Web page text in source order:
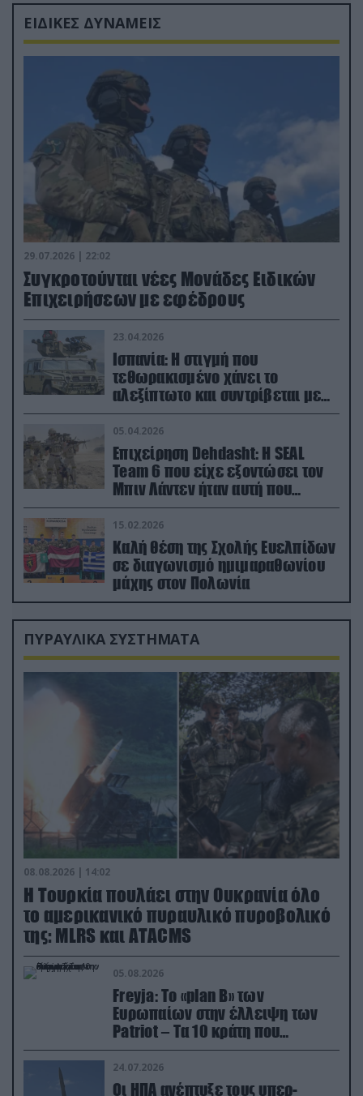
ΕΙΔΙΚΕΣ ΔΥΝΑΜΕΙΣ
29.07.2026 | 22:02
Συγκροτούνται νέες Μονάδες Ειδικών
Επιχειρήσεων με εφέδρους
23.04.2026
Ισπανία: Η στιγμή που
τεθωρακισμένο χάνει το
αλεξίπτωτο και συντρίβεται με
ορμή στο έδαφος (βίντεο)
05.04.2026
Επιχείρηση Dehdasht: Η SEAL
Team 6 που είχε εξοντώσει τον
Μπιν Λάντεν ήταν αυτή που
διέσωσε τον πιλότο του F-15
15.02.2026
Καλή θέση της Σχολής Ευελπίδων
σε διαγωνισμό ημιμαραθωνίου
μάχης στον Πολωνία
ΠΥΡΑΥΛΙΚΑ ΣΥΣΤΗΜΑΤΑ
08.08.2026 | 14:02
Η Τουρκία πουλάει στην Ουκρανία όλο
το αμερικανικό πυραυλικό πυροβολικό
της: MLRS και ΑΤΑCMS
05.08.2026
Freyja: Το «plan Β» των
Ευρωπαίων στην έλλειψη των
Patriot – Τα 10 κράτη που
συμμετέχουν στο δίκτυο
συνεργασίας
24.07.2026
Οι ΗΠΑ ανέπτυξε τους υπερ-